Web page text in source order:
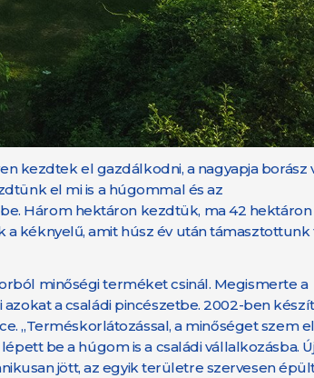
kezdtek el gazdálkodni, a nagyapja borász
el mi is a húgommal és az
Három hektáron kezdtük, ma 42 hektáron
kéknyelű, amit húsz év után támasztottunk
minőségi terméket csinál. Megismerte a
a családi pincészetbe. 2002-ben
„Terméskorlátozással, a minőséget szem
be a húgom is a családi vállalkozásba.
jött, az egyik területre szervesen